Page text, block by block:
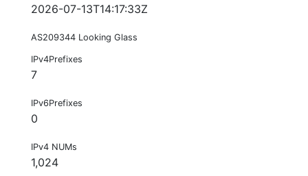
2026-07-13T14:17:33Z
AS209344 Looking Glass
IPv4Prefixes
7
IPv6Prefixes
0
IPv4 NUMs
1,024